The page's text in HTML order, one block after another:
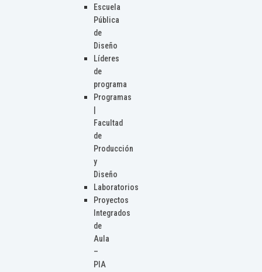
Escuela
Pública
de
Diseño
Líderes
de
programa
Programas
Facultad
de
Producción
y
Diseño
Laboratorios
Proyectos
Integrados
de
Aula
–
PIA